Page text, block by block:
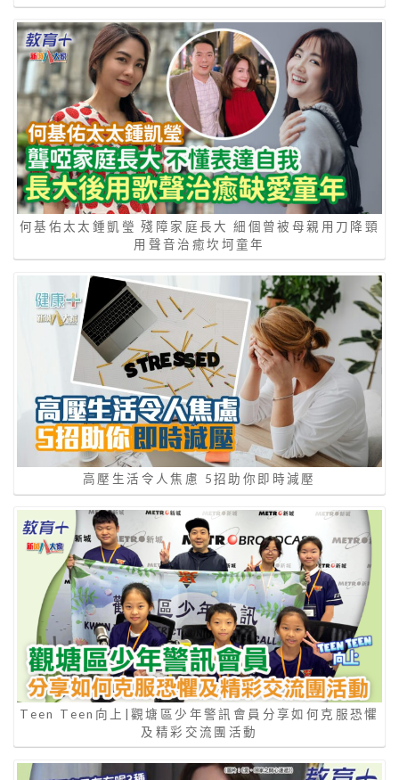
何基佑太太鍾凱瑩 殘障家庭長大 細個曾被母親用刀降頸
用聲音治癒坎坷童年
高壓生活令人焦慮 5招助你即時減壓
Teen Teen向上|觀塘區少年警訊會員分享如何克服恐懼
及精彩交流團活動